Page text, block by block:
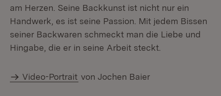
am Herzen. Seine Backkunst ist nicht nur ein
Handwerk, es ist seine Passion. Mit jedem Bissen
seiner Backwaren schmeckt man die Liebe und
Hingabe, die er in seine Arbeit steckt.
Video-Portrait von Jochen Baier